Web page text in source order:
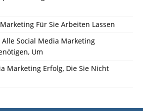
Für Sie Arbeiten Lassen
Social Media Marketing
Um
Marketing Erfolg, Die Sie Nicht